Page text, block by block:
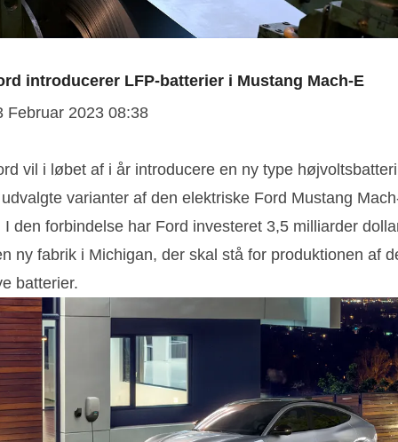
introducerer LFP-batterier i Mustang Mach-E
Februar 2023 08:38
vil i løbet af i år introducere en ny type højvoltsbatteri
varianter af den elektriske Ford Mustang
I den forbindelse har Ford investeret 3,5 milliarder
ny fabrik i Michigan, der skal stå for produktionen af
batterier.